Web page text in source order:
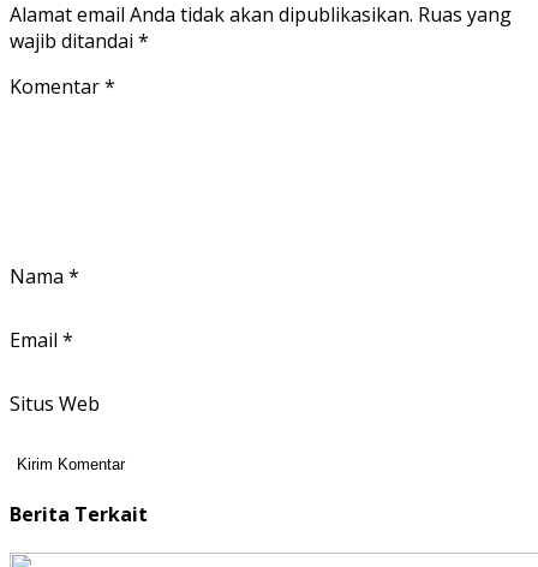
Alamat email Anda tidak akan dipublikasikan. Ruas yang
wajib ditandai *
Komentar*
Nama *
Email *
Situs Web
Berita Terkait